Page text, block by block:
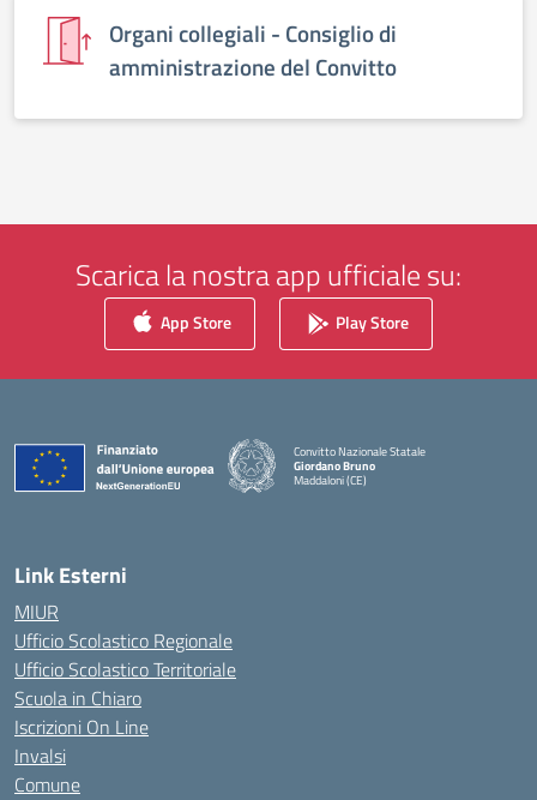
Organi collegiali - Consiglio di
amministrazione del Convitto
Scarica la nostra app ufficiale su:
App Store Play Store
Convitto Nazionale Statale
Giordano Bruno
Maddaloni (CE)
Link Esterni
MIUR
Ufficio Scolastico Regionale
Ufficio Scolastico Territoriale
Scuola in Chiaro
Iscrizioni On Line
Invalsi
Comune